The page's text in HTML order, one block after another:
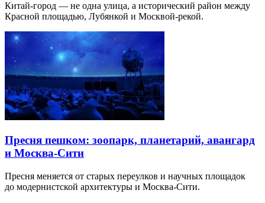
Китай-город — не одна улица, а исторический район между
Красной площадью, Лубянкой и Москвой-рекой.
Пресня пешком: зоопарк, планетарий, авангард
и Москва-Сити
Пресня меняется от старых переулков и научных площадок
до модернистской архитектуры и Москва-Сити.